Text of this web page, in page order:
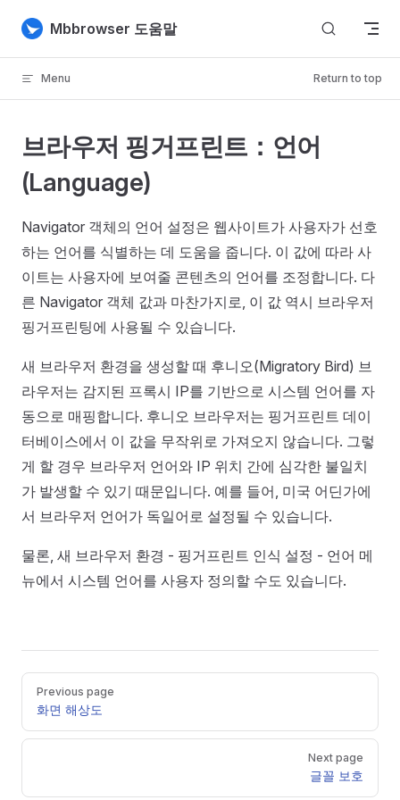
Skip to content
Mbbrowser 도움말
Menu Return to top
브라우저 핑거프린트：언어
(Language)
Navigator 객체의 언어 설정은 웹사이트가 사용자가 선호
하는 언어를 식별하는 데 도움을 줍니다. 이 값에 따라 사
이트는 사용자에 보여줄 콘텐츠의 언어를 조정합니다. 다
른 Navigator 객체 값과 마찬가지로, 이 값 역시 브라우저
핑거프린팅에 사용될 수 있습니다.
새 브라우저 환경을 생성할 때 후니오(Migratory Bird) 브
라우저는 감지된 프록시 IP를 기반으로 시스템 언어를 자
동으로 매핑합니다. 후니오 브라우저는 핑거프린트 데이
터베이스에서 이 값을 무작위로 가져오지 않습니다. 그렇
게 할 경우 브라우저 언어와 IP 위치 간에 심각한 불일치
가 발생할 수 있기 때문입니다. 예를 들어, 미국 어딘가에
서 브라우저 언어가 독일어로 설정될 수 있습니다.
물론, 새 브라우저 환경 - 핑거프린트 인식 설정 - 언어 메
뉴에서 시스템 언어를 사용자 정의할 수도 있습니다.
Pager
Previous page
화면 해상도
Next page
글꼴 보호